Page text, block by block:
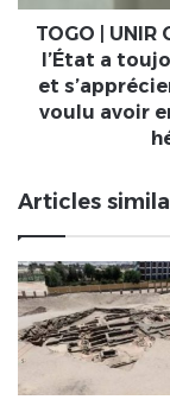
l’État
toujours
pas
s’apprécier
soi-
même.
TOGO | UNIR
l’État a
et
voulu avoir
Articles